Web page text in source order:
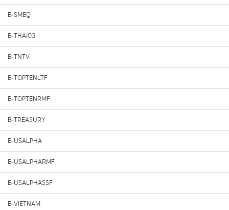
B-SMEQ
B-THAICG
B-TNTV
B-TOPTENLTF
B-TOPTENRMF
B-TREASURY
B-USALPHA
B-USALPHARMF
B-USALPHASSF
B-VIETNAM